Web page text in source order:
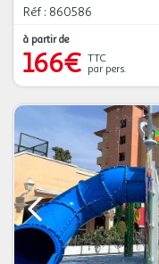
Réf : 860586
à partir de
166€ TTC
par pers.